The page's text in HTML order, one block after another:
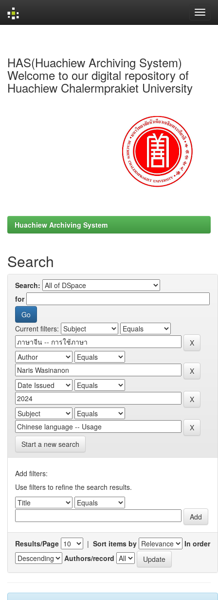
HAS(Huachiew Archiving System)
Welcome to our digital repository of
Huachiew Chalermprakiet University
Huachiew Archiving System
Search
Search:
for
Current filters:
Start a new search
Add filters:
Use filters to refine the search results.
Results/Page | Sort items by
In order
Authors/record